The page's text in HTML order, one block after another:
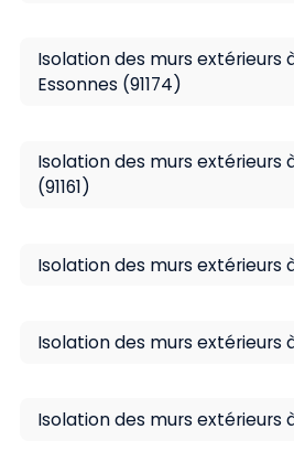
Isolation des murs extérieurs
Essonnes (91174)
Isolation des murs extérieurs
(91161)
Isolation des murs extérieurs
Isolation des murs extérieurs
Isolation des murs extérieurs